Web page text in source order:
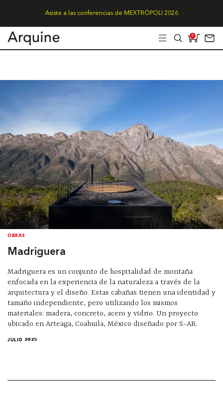
Asiste a las conferencias de MEXTRÓPOLI 2026
0
OBRAS
Madriguera
Madriguera es un conjunto de hospitalidad de montaña
enfocada en la experiencia de la naturaleza a través de la
arquitectura y el diseño. Estas cabañas tienen una identidad y
tamaño independiente, pero utilizando los mismos
materiales: madera, concreto, acero y vidrio. Un proyecto
ubicado en Arteaga, Coahuila, México diseñado por S-AR.
JULIO 2025